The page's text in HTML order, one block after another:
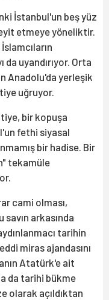
İstanbul'un beş yüz
etmeye yöneliktir.
uyandırıyor. Orta
Anadolu'da yerleşik
uğruyor.
bir kopuşa
fethi siyasal
bir hadise. Bir
tekamüle
cami olması,
arkasında
tarihin
miras ajandasını
Atatürk'e ait
da tarihi bükme
olarak açıldıktan